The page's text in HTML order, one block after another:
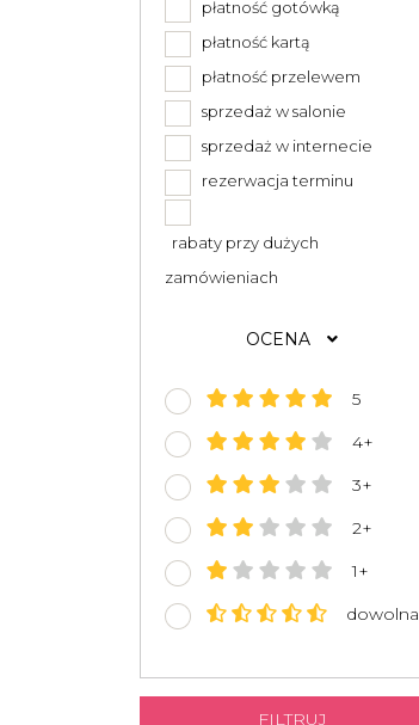
płatność gotówką
płatność kartą
płatność przelewem
sprzedaż w salonie
sprzedaż w internecie
rezerwacja terminu
rabaty przy dużych
zamówieniach
OCENA
5
4+
3+
2+
1+
dowolna
FILTRUJ